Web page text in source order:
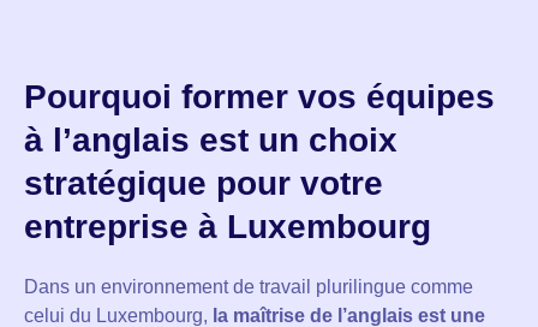
Pourquoi former vos équipes
à l’anglais est un choix
stratégique pour votre
entreprise à Luxembourg
Dans un environnement de travail plurilingue comme
celui du Luxembourg, la maîtrise de l’anglais est une